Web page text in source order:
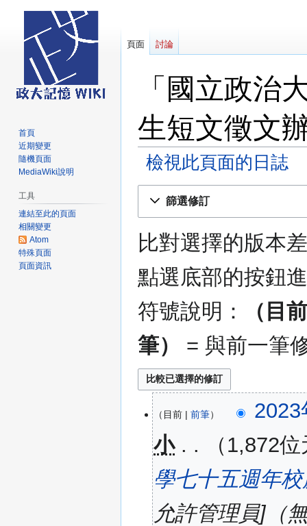
「國立政治
生短文徵文
檢視此頁面的日誌
覽尋
篩選修訂
比對選擇的版本
點選底部的按鈕
符號說明：
（目
筆）
= 與前一筆
2023
年
目前 前筆
小
1,872位
學七十五週年
允許管理員]（
頁面 討論
首頁
近期變更
隨機頁面
MediaWiki說明
工具
連結至此的頁面
相關變更
Atom
特殊頁面
頁面資訊